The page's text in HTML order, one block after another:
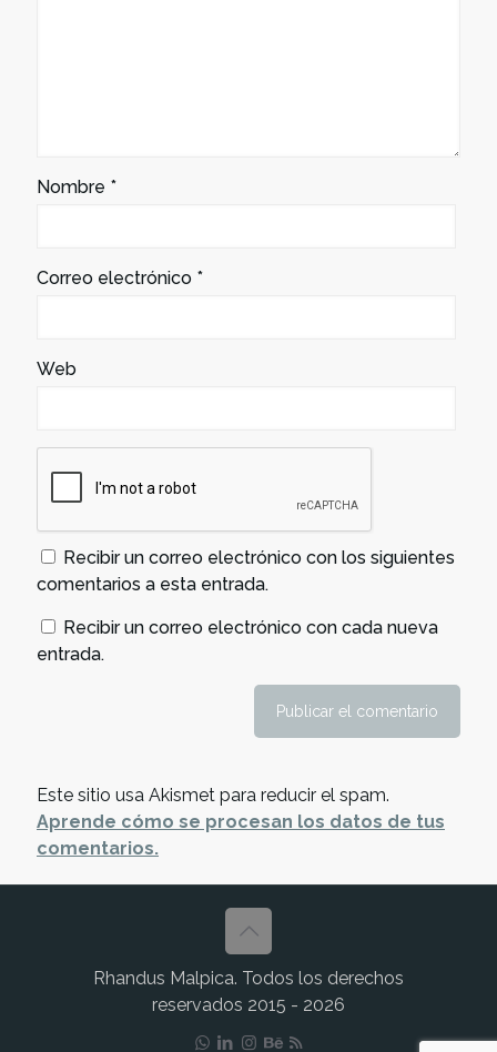
Nombre *
Correo electrónico *
Web
Recibir un correo electrónico con los siguientes
comentarios a esta entrada.
Recibir un correo electrónico con cada nueva
entrada.
Este sitio usa Akismet para reducir el spam.
Aprende cómo se procesan los datos de tus
comentarios.
Rhandus Malpica. Todos los derechos
reservados 2015 - 2026